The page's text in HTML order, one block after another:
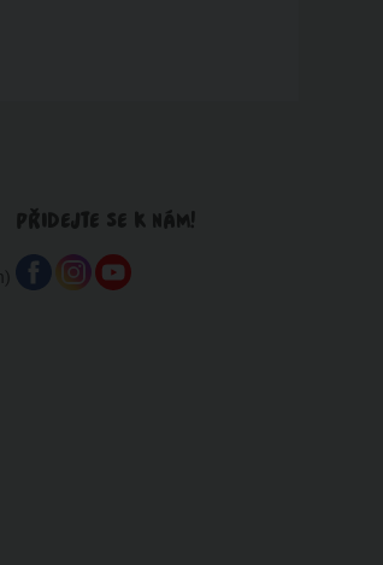
PŘIDEJTE SE K NÁM!